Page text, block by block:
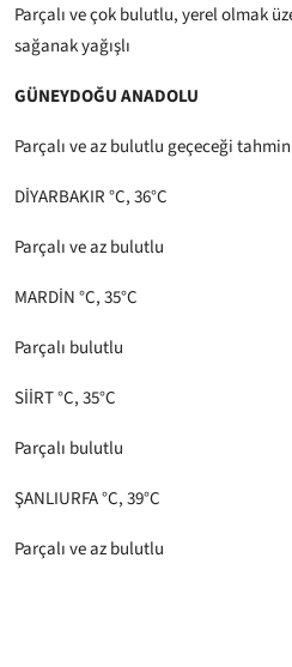
Parçalı ve çok bulutlu, yerel olmak
sağanak yağışlı
GÜNEYDOĞU ANADOLU
Parçalı ve az bulutlu geçeceği
DİYARBAKIR °C, 36°C
Parçalı ve az bulutlu
MARDİN °C, 35°C
Parçalı bulutlu
SİİRT °C, 35°C
Parçalı bulutlu
ŞANLIURFA °C, 39°C
Parçalı ve az bulutlu